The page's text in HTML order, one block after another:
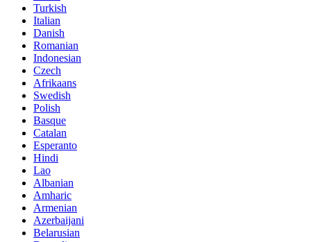
Turkish
Italian
Danish
Romanian
Indonesian
Czech
Afrikaans
Swedish
Polish
Basque
Catalan
Esperanto
Hindi
Lao
Albanian
Amharic
Armenian
Azerbaijani
Belarusian